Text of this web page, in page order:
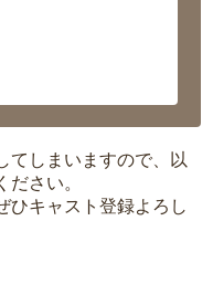
てしまいますので、以
さい。
ひキャスト登録よろし